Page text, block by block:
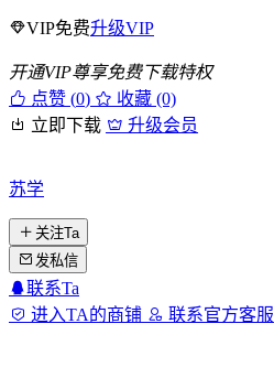
VIP免费升级VIP
开通VIP尊享免费下载特权
点赞 (0)
收藏 (0)
立即下载
升级会员
苏学
关注Ta
发私信
联系Ta
进入TA的商铺
联系官方客服